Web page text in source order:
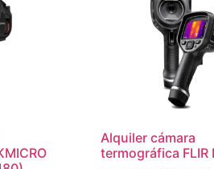
Alquiler cámara
termográfica FLIR